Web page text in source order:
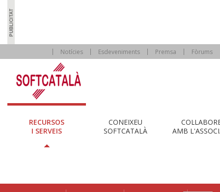
Notícies Esdeveniments Premsa Fòrums
RECURSOS
I SERVEIS
CONEIXEU
SOFTCATALÀ
AMB